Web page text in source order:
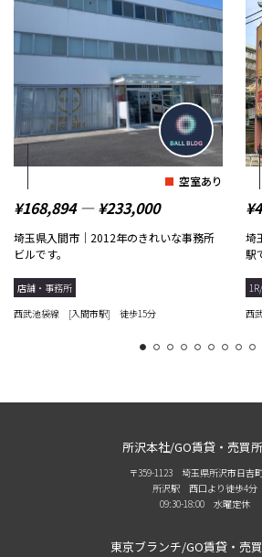
空室あり
¥168,894 ― ¥233,000
埼玉県入間市｜2012年のきれいな事務所
ビルです。
店舗・事務所
西武池袋線 [入間市駅] 徒歩15分
埼
駅
西
1 2 3 4 5 6 7 8 9
所沢本社/GO賃貸・売買
〒359-1123 埼玉県所沢市日吉
所沢駅 西口より徒歩4分
09:30-18:00 水曜定休
東京ブランチ/GO賃貸・売